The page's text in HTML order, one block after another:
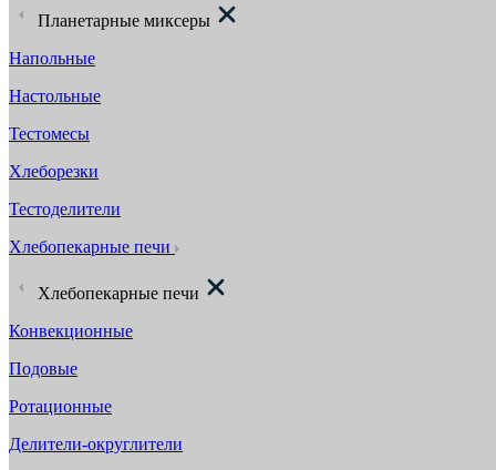
Планетарные миксеры
Напольные
Настольные
Тестомесы
Хлеборезки
Тестоделители
Хлебопекарные печи
Хлебопекарные печи
Конвекционные
Подовые
Ротационные
Делители-округлители